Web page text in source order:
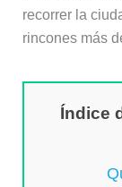
recorrer la
rincones más
Índice